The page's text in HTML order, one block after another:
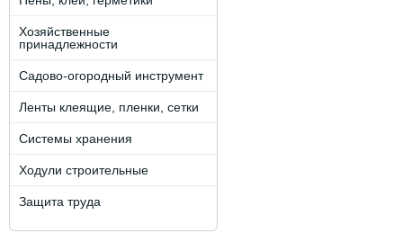
Хозяйственные
принадлежности
Садово-огородный инструмент
Ленты клеящие, пленки, сетки
Системы хранения
Ходули строительные
Защита труда